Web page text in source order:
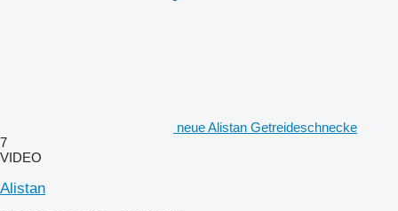
neue Alistan Getreideschnecke
7
VIDEO
Alistan